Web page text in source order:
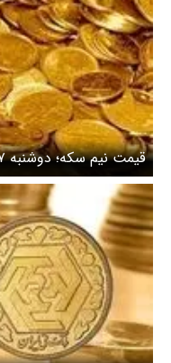
قیمت نیم سکه؛ دوشنبه ۲۷ اسفند